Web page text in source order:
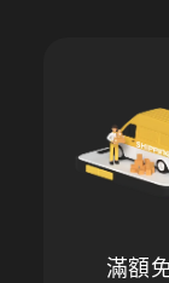
滿額